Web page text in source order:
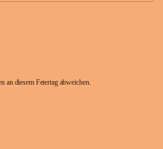
auf ein
sind.
weil
an diesem Feiertag abweichen.